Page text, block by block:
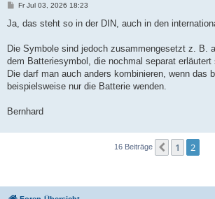
B
i
a
Fr Jul 03, 2026 18:23
Ja, das steht so in der DIN, auch in den
Die Symbole sind jedoch zusammengesetzt z. B.
dem Batteriesymbol, die nochmal separat erläutert
Die darf man auch anders kombinieren, wenn das
beispielsweise nur die Batterie wenden.
Bernhard
16 Beiträge Vorherige
1
2